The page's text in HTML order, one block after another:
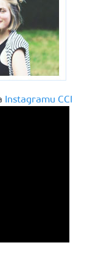
Instagramu CCI